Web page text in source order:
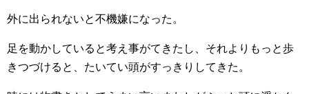
外に出られないと不機嫌になった。
足を動かしていると考え事がてきたし、それよりもっと歩
きつづけると、たいてい頭がすっきりしてきた。